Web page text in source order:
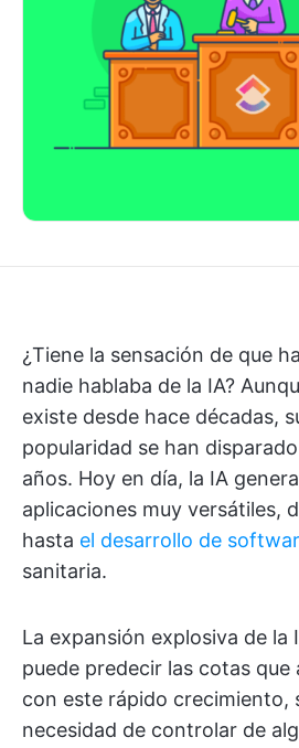
¿Tiene la sensación de que
nadie hablaba de la IA?
existe desde hace décadas,
popularidad se han
años. Hoy en día, la IA
aplicaciones muy versátiles,
hasta el desarrollo de
sanitaria.
La expansión explosiva de la
puede predecir las cotas que
con este rápido crecimiento,
necesidad de controlar de